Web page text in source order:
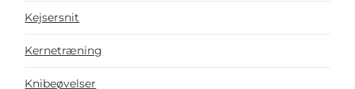
Kejsersnit
Kernetræning
Knibeøvelser